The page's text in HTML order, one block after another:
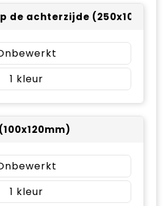
de achterzijde
1
1